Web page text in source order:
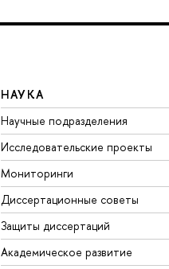
НАУКА
Научные подразделения
Исследовательские проекты
Мониторинги
Диссертационные советы
Защиты диссертаций
Академическое развитие